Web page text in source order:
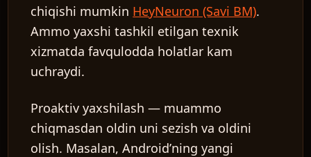
chiqishi mumkin HeyNeuron (Savi BM).
Ammo yaxshi tashkil etilgan texnik
xizmatda favqulodda holatlar kam
uchraydi.
Proaktiv yaxshilash — muammo
chiqmasdan oldin uni sezish va oldini
olish. Masalan, Androidʼning yangi